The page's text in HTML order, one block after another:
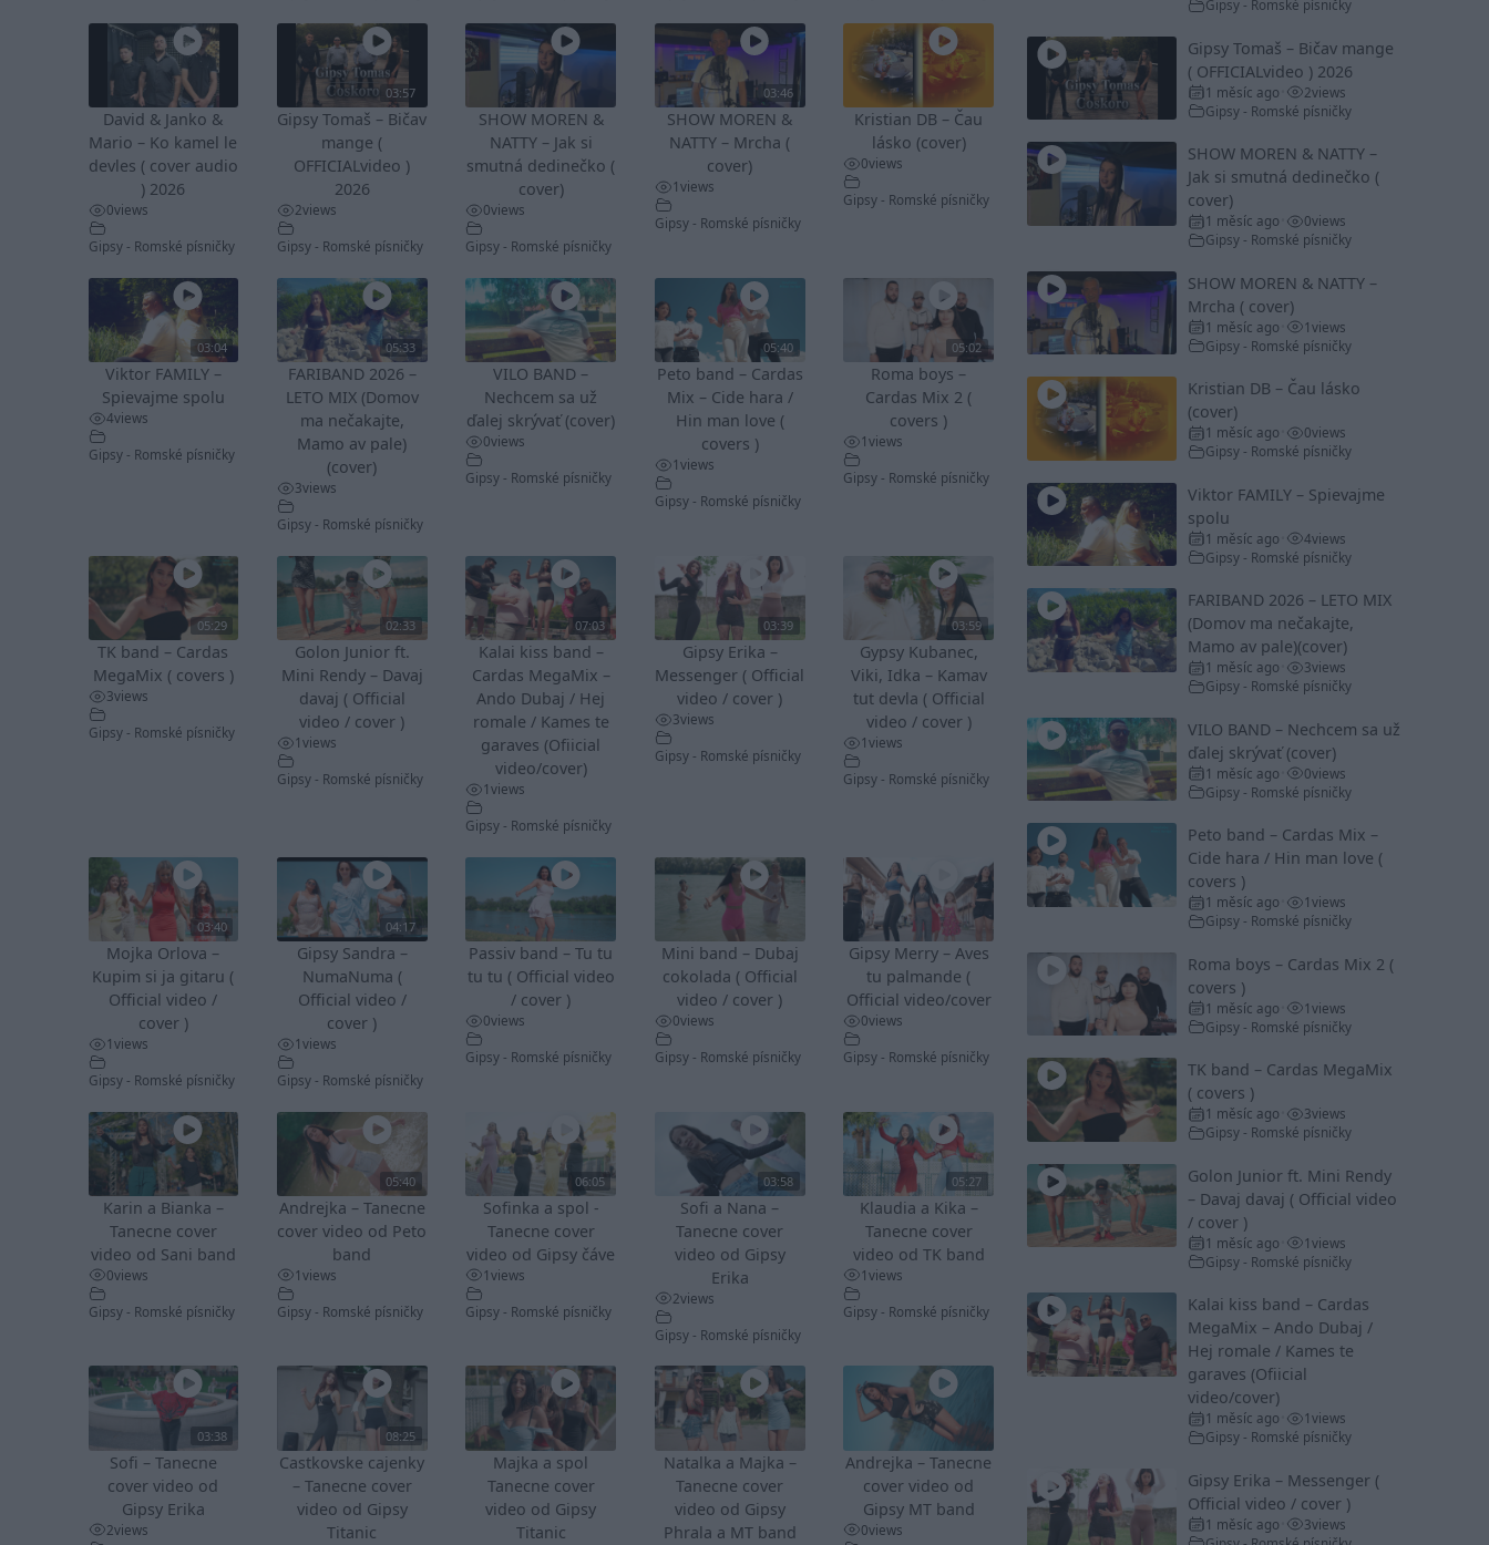
David & Janko &
Mario – Ko kamel le
devles ( cover audio
) 2026
0views
Gipsy - Romské písničky
03:57
Gipsy Tomaš – Bičav
mange (
OFFICIALvideo )
2026
2views
Gipsy - Romské písničky
SHOW MOREN &
NATTY – Jak si
smutná dedinečko (
cover)
0views
Gipsy - Romské písničky
03:46
SHOW MOREN &
NATTY – Mrcha (
cover)
1views
Gipsy - Romské písničky
Kristian DB – Čau
lásko (cover)
0views
Gipsy - Romské písničky
03:04
Viktor FAMILY –
Spievajme spolu
4views
Gipsy - Romské písničky
05:33
FARIBAND 2026 –
LETO MIX (Domov
ma nečakajte,
Mamo av pale)
(cover)
3views
Gipsy - Romské písničky
VILO BAND –
Nechcem sa už
ďalej skrývať (cover)
0views
Gipsy - Romské písničky
05:40
Peto band – Cardas
Mix – Cide hara /
Hin man love (
covers )
1views
Gipsy - Romské písničky
05:02
Roma boys –
Cardas Mix 2 (
covers )
1views
Gipsy - Romské písničky
05:29
TK band – Cardas
MegaMix ( covers )
3views
Gipsy - Romské písničky
02:33
Golon Junior ft.
Mini Rendy – Davaj
davaj ( Official
video / cover )
1views
Gipsy - Romské písničky
07:03
Kalai kiss band –
Cardas MegaMix –
Ando Dubaj / Hej
romale / Kames te
garaves (Ofiicial
video/cover)
1views
Gipsy - Romské písničky
03:39
Gipsy Erika –
Messenger ( Official
video / cover )
3views
Gipsy - Romské písničky
03:59
Gypsy Kubanec,
Viki, Idka – Kamav
tut devla ( Official
video / cover )
1views
Gipsy - Romské písničky
03:40
Mojka Orlova –
Kupim si ja gitaru (
Official video /
cover )
1views
Gipsy - Romské písničky
04:17
Gipsy Sandra –
NumaNuma (
Official video /
cover )
1views
Gipsy - Romské písničky
Passiv band – Tu tu
tu tu ( Official video
/ cover )
0views
Gipsy - Romské písničky
Mini band – Dubaj
cokolada ( Official
video / cover )
0views
Gipsy - Romské písničky
Gipsy Merry – Aves
tu palmande (
Official video/cover
0views
Gipsy - Romské písničky
Karin a Bianka –
Tanecne cover
video od Sani band
0views
Gipsy - Romské písničky
05:40
Andrejka – Tanecne
cover video od Peto
band
1views
Gipsy - Romské písničky
06:05
Sofinka a spol -
Tanecne cover
video od Gipsy čáve
1views
Gipsy - Romské písničky
03:58
Sofi a Nana –
Tanecne cover
video od Gipsy
Erika
2views
Gipsy - Romské písničky
05:27
Klaudia a Kika –
Tanecne cover
video od TK band
1views
Gipsy - Romské písničky
03:38
Sofi – Tanecne
cover video od
Gipsy Erika
2views
08:25
Castkovske cajenky
– Tanecne cover
video od Gipsy
Titanic
Majka a spol
Tanecne cover
video od Gipsy
Titanic
Natalka a Majka –
Tanecne cover
video od Gipsy
Phrala a MT band
Andrejka – Tanecne
cover video od
Gipsy MT band
0views
Gipsy - Romské písničky
Gipsy Tomaš – Bičav mange
( OFFICIALvideo ) 2026
1 měsíc ago 2views
Gipsy - Romské písničky
SHOW MOREN & NATTY –
Jak si smutná dedinečko (
cover)
1 měsíc ago 0views
Gipsy - Romské písničky
SHOW MOREN & NATTY –
Mrcha ( cover)
1 měsíc ago 1views
Gipsy - Romské písničky
Kristian DB – Čau lásko
(cover)
1 měsíc ago 0views
Gipsy - Romské písničky
Viktor FAMILY – Spievajme
spolu
1 měsíc ago 4views
Gipsy - Romské písničky
FARIBAND 2026 – LETO MIX
(Domov ma nečakajte,
Mamo av pale)(cover)
1 měsíc ago 3views
Gipsy - Romské písničky
VILO BAND – Nechcem sa už
ďalej skrývať (cover)
1 měsíc ago 0views
Gipsy - Romské písničky
Peto band – Cardas Mix –
Cide hara / Hin man love (
covers )
1 měsíc ago 1views
Gipsy - Romské písničky
Roma boys – Cardas Mix 2 (
covers )
1 měsíc ago 1views
Gipsy - Romské písničky
TK band – Cardas MegaMix
( covers )
1 měsíc ago 3views
Gipsy - Romské písničky
Golon Junior ft. Mini Rendy
– Davaj davaj ( Official video
/ cover )
1 měsíc ago 1views
Gipsy - Romské písničky
Kalai kiss band – Cardas
MegaMix – Ando Dubaj /
Hej romale / Kames te
garaves (Ofiicial
video/cover)
1 měsíc ago 1views
Gipsy - Romské písničky
Gipsy Erika – Messenger (
Official video / cover )
1 měsíc ago 3views